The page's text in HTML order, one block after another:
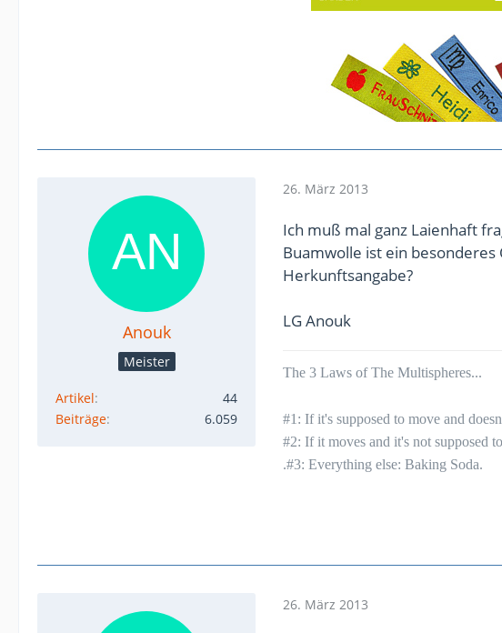
Anouk
Meister
Artikel
44
Beiträge
6.059
26. März 2013
Ich muß mal ganz Laienhaft
Buamwolle ist ein
Herkunftsangabe?
LG Anouk
The 3 Laws of The Multispheres...
#1: If it's supposed to move and
#2: If it moves and it's not supposed
.#3: Everything else: Baking Soda.
26. März 2013